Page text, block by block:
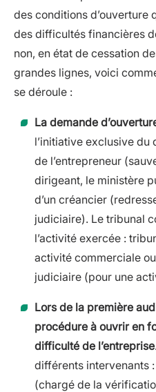
des conditions d’ouverture
des difficultés financières
non, en état de cessation
grandes lignes, voici
se déroule :
La demande
l’initiative exclusive du
de l’entrepreneur
dirigeant, le ministère
d’un créancier
judiciaire). Le tribunal
l’activité exercée :
activité commerciale
judiciaire (pour une
Lors de la première
procédure à ouvrir en
difficulté de l’entreprise
différents intervenants
(chargé de la